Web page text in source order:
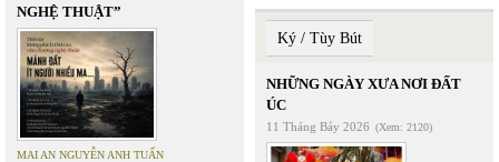
NGHỆ THUẬT”
MAI AN NGUYỄN ANH TUẤN
Ký / Tùy Bút
NHỮNG NGÀY XƯA NƠI ĐẤT
ÚC
11 Tháng Bảy 2026 (Xem: 2120)